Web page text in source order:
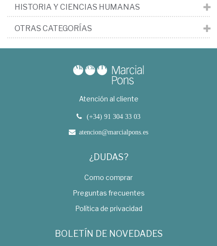
HISTORIA Y CIENCIAS HUMANAS
OTRAS CATEGORÍAS
Atención al cliente
(+34) 91 304 33 03
atencion@marcialpons.es
¿DUDAS?
Como comprar
Preguntas frecuentes
Política de privacidad
BOLETÍN DE NOVEDADES